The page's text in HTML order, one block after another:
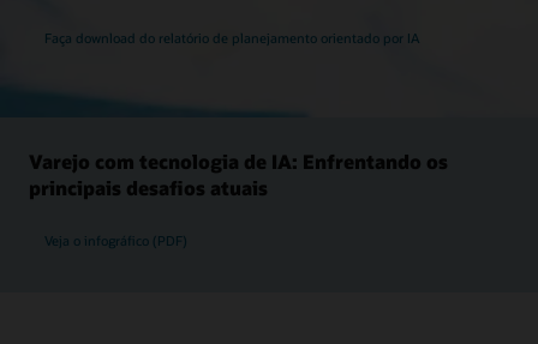
Faça download do relatório de planejamento orientado por IA
Varejo com tecnologia de IA: Enfrentando os
principais desafios atuais
Veja o infográfico (PDF)